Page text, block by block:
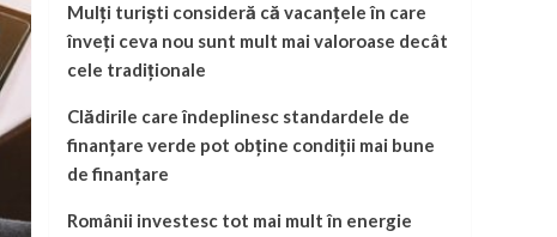
Mulți turiști consideră că vacanțele în care
înveți ceva nou sunt mult mai valoroase decât
cele tradiționale
Clădirile care îndeplinesc standardele de
finanțare verde pot obține condiții mai bune
de finanțare
Românii investesc tot mai mult în energie